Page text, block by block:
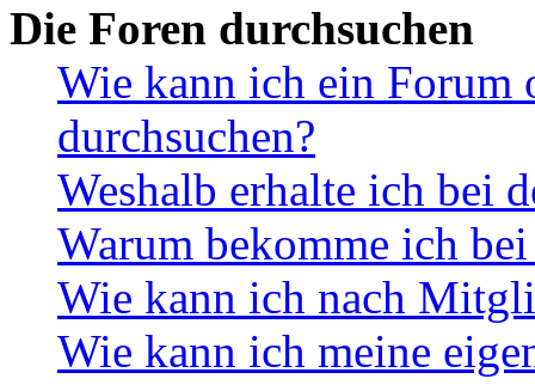
Die Foren durchsuchen
Wie kann ich ein Forum
durchsuchen?
Weshalb erhalte ich bei
Warum bekomme ich
Wie kann ich nach
Wie kann ich meine